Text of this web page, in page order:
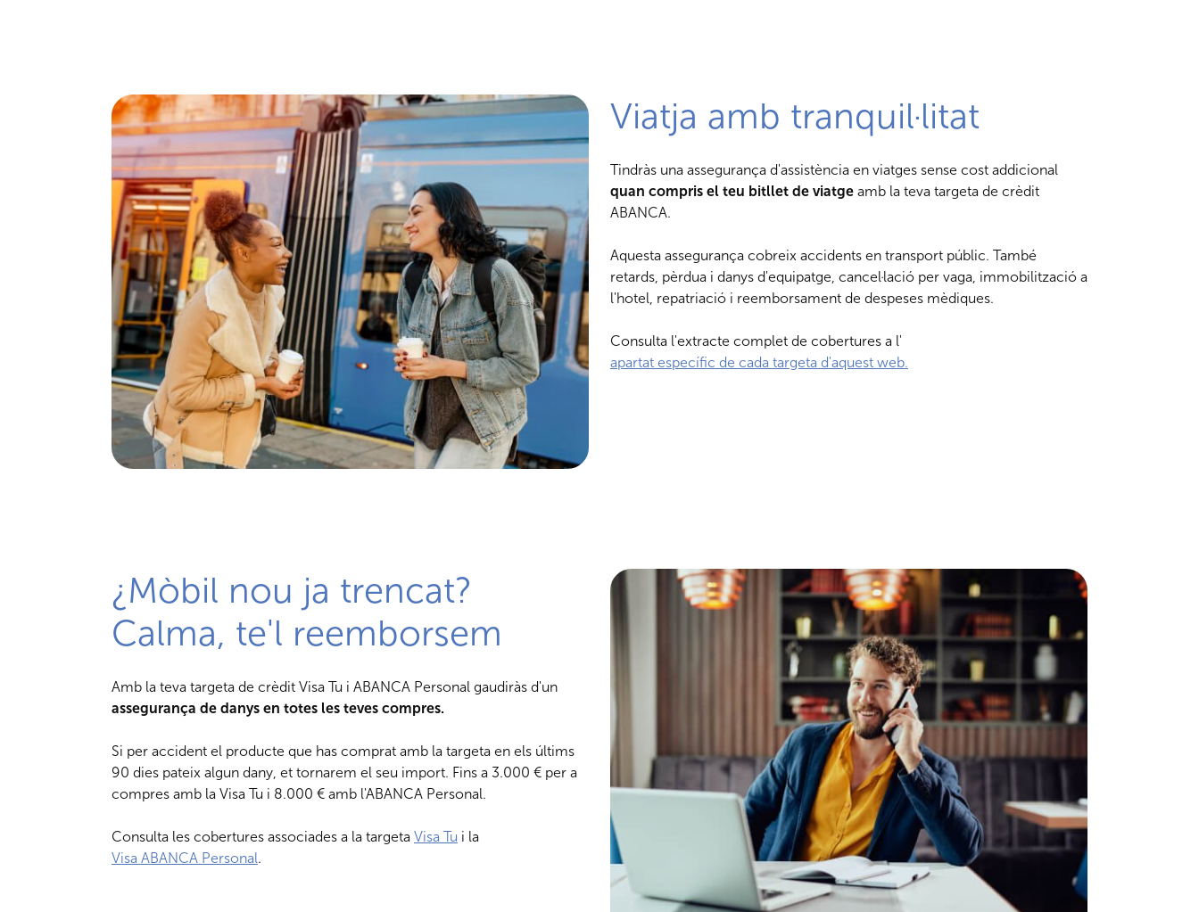
Viatja amb tranquil·litat
Tindràs una assegurança d'assistència en viatges sense cost addicional
quan compris el teu bitllet de viatge amb la teva targeta de crèdit
ABANCA.
Aquesta assegurança cobreix accidents en transport públic. També
retards, pèrdua i danys d'equipatge, cancel·lació per vaga, immobilització a
l'hotel, repatriació i reemborsament de despeses mèdiques.
Consulta l'extracte complet de cobertures a l'
apartat específic de cada targeta d'aquest web.
¿Mòbil nou ja trencat?
Calma, te'l reemborsem
Amb la teva targeta de crèdit Visa Tu i ABANCA Personal gaudiràs d'un
assegurança de danys en totes les teves compres.
Si per accident el producte que has comprat amb la targeta en els últims
90 dies pateix algun dany, et tornarem el seu import. Fins a 3.000 € per a
compres amb la Visa Tu i 8.000 € amb l'ABANCA Personal.
Consulta les cobertures associades a la targeta Visa Tu i la
Visa ABANCA Personal.